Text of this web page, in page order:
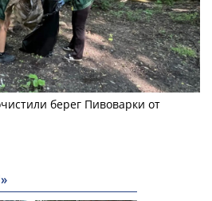
берег Пивоварки от